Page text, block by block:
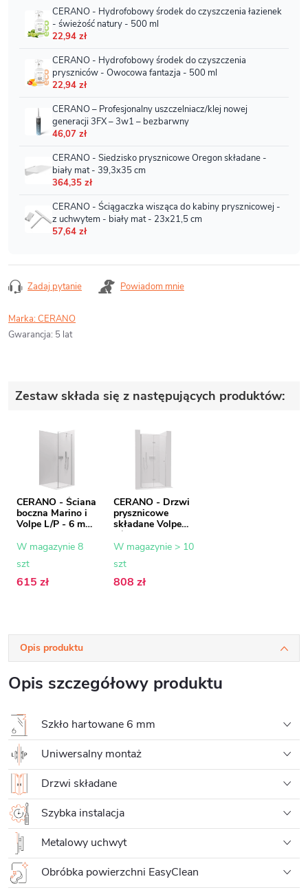
Zadaj pytanie Powiadom mnie
Marka:CERANO
Gwarancja: 5 lat
Zestaw składa się z następujących produktów:
CERANO - Ściana
boczna Marino i
Volpe L/P - 6 mm
transparentne -
W magazynie 8
szt
615 zł
CERANO - Drzwi
prysznicowe
składane Volpe
L/P - 6 mm -
chrom, szkło
70x190 cm
W magazynie > 10
szt
808 zł
Opis produktu
Opis szczegółowy produktu
Szkło hartowane 6 mm
Uniwersalny montaż
Drzwi składane
Szybka instalacja
Metalowy uchwyt
Obróbka powierzchni EasyClean